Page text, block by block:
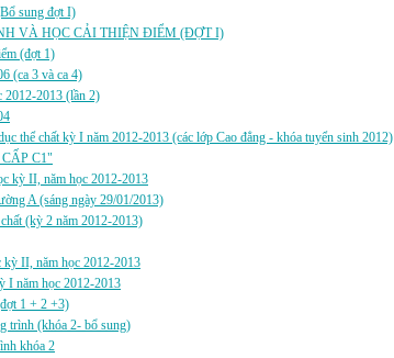
sung đợt I)
VÀ HỌC CẢI THIỆN ĐIỂM (ĐỢT I)
(đợt 1)
(ca 3 và ca 4)
2012-2013 (lần 2)
thể chất kỳ I năm 2012-2013 (các lớp Cao đẳng - khóa tuyển sinh 2012)
CẤP C1"
kỳ II, năm học 2012-2013
A (sáng ngày 29/01/2013)
(kỳ 2 năm 2012-2013)
kỳ II, năm học 2012-2013
I năm học 2012-2013
1 + 2 +3)
trình (khóa 2- bổ sung)
khóa 2